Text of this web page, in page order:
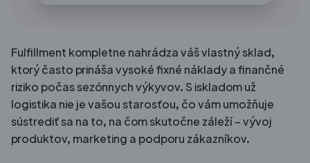
Fulfillment kompletne nahrádza váš vlastný sklad,
ktorý často prináša vysoké fixné náklady a finančné
riziko počas sezónnych výkyvov. S iskladom už
logistika nie je vašou starosťou, čo vám umožňuje
sústrediť sa na to, na čom skutočne záleží – vývoj
produktov, marketing a podporu zákazníkov.